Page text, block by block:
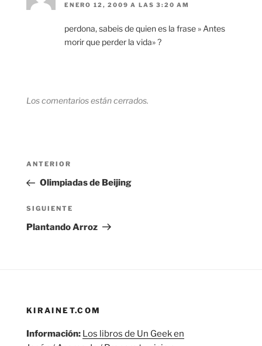
ENERO 12, 2009 A LAS 3:20 AM
perdona, sabeis de quien es la frase » Antes
morir que perder la vida» ?
Los comentarios están cerrados.
Navegación
entradas
Entrada
anterior:
ANTERIOR
Olimpiadas de Beijing
Siguiente
entrada
SIGUIENTE
Plantando Arroz
KIRAINET.COM
Información: Los libros de Un Geek en